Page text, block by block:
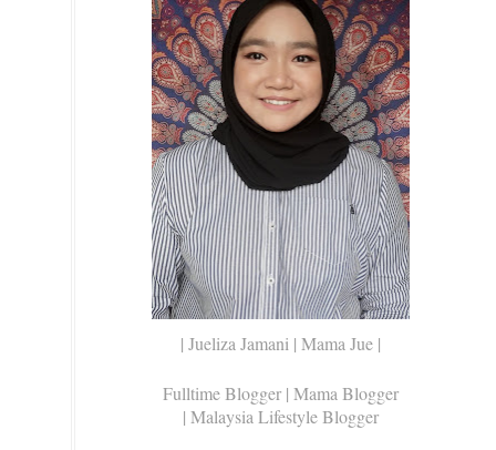
| Jueliza Jamani | Mama Jue |
Fulltime Blogger | Mama Blogger
| Malaysia Lifestyle Blogger